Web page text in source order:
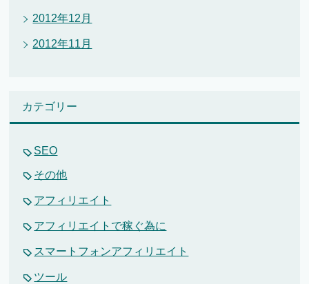
2012年12月
2012年11月
カテゴリー
SEO
その他
アフィリエイト
アフィリエイトで稼ぐ為に
スマートフォンアフィリエイト
ツール